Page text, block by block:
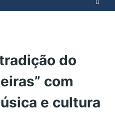
do
com
e cultura